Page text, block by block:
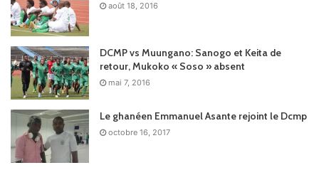
août 18, 2016
DCMP vs Muungano: Sanogo et Keita de
retour, Mukoko « Soso » absent
mai 7, 2016
Le ghanéen Emmanuel Asante rejoint le Dcmp
octobre 16, 2017